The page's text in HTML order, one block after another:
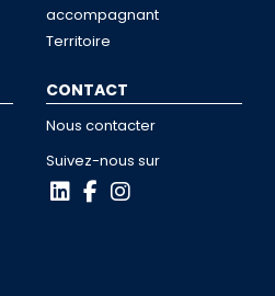
accompagnant
Territoire
CONTACT
Nous contacter
Suivez-nous sur